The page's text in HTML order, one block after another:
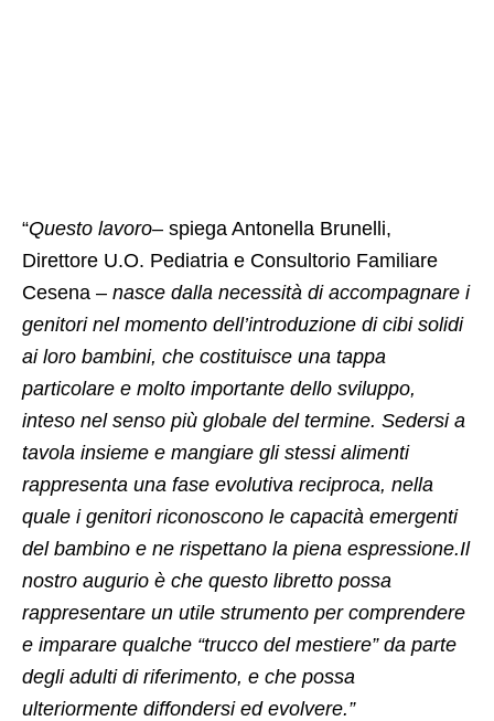
“Questo lavoro– spiega Antonella Brunelli,
Direttore U.O. Pediatria e Consultorio Familiare
Cesena – nasce dalla necessità di accompagnare i
genitori nel momento dell’introduzione di cibi solidi
ai loro bambini, che costituisce una tappa
particolare e molto importante dello sviluppo,
inteso nel senso più globale del termine. Sedersi a
tavola insieme e mangiare gli stessi alimenti
rappresenta una fase evolutiva reciproca, nella
quale i genitori riconoscono le capacità emergenti
del bambino e ne rispettano la piena espressione.Il
nostro augurio è che questo libretto possa
rappresentare un utile strumento per comprendere
e imparare qualche “trucco del mestiere” da parte
degli adulti di riferimento, e che possa
ulteriormente diffondersi ed evolvere.”